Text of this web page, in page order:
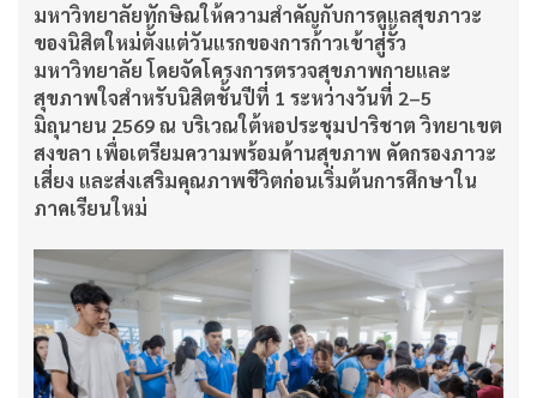
มหาวิทยาลัยทักษิณให้ความสำคัญกับการดูแลสุขภาวะ
ของนิสิตใหม่ตั้งแต่วันแรกของการก้าวเข้าสู่รั้ว
มหาวิทยาลัย โดยจัดโครงการตรวจสุขภาพกายและ
สุขภาพใจสำหรับนิสิตชั้นปีที่ 1 ระหว่างวันที่ 2–5
มิถุนายน 2569 ณ บริเวณใต้หอประชุมปาริชาต วิทยาเขต
สงขลา เพื่อเตรียมความพร้อมด้านสุขภาพ คัดกรองภาวะ
เสี่ยง และส่งเสริมคุณภาพชีวิตก่อนเริ่มต้นการศึกษาใน
ภาคเรียนใหม่